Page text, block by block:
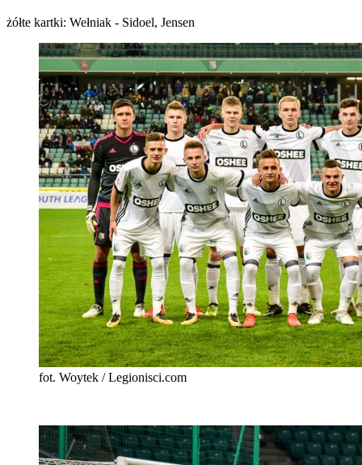
żółte kartki: Wełniak - Sidoel, Jensen
fot. Woytek / Legionisci.com